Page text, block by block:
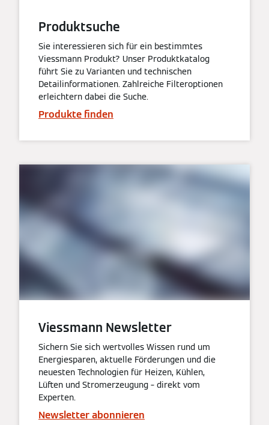
Produktsuche
Sie interessieren sich für ein bestimmtes
Viessmann Produkt? Unser Produktkatalog
führt Sie zu Varianten und technischen
Detailinformationen. Zahlreiche Filteroptionen
erleichtern dabei die Suche.
Produkte finden
Viessmann Newsletter
Sichern Sie sich wertvolles Wissen rund um
Energiesparen, aktuelle Förderungen und die
neuesten Technologien für Heizen, Kühlen,
Lüften und Stromerzeugung – direkt vom
Experten.
Newsletter abonnieren